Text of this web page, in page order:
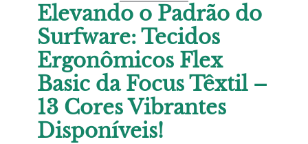
Elevando o Padrão do
Surfware: Tecidos
Ergonômicos Flex
Basic da Focus Têxtil –
13 Cores Vibrantes
Disponíveis!